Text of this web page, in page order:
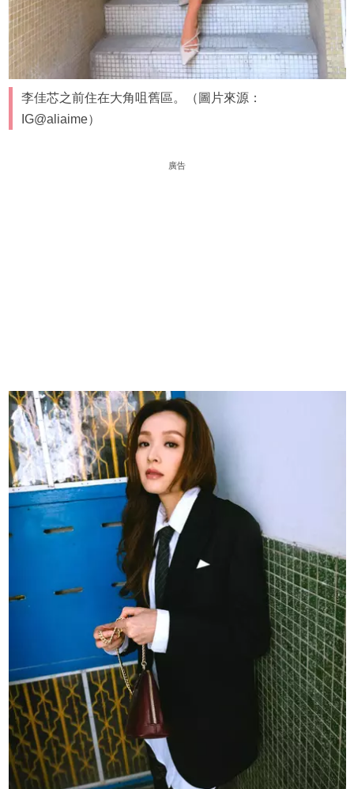
李佳芯之前住在大角咀舊區。（圖片來源：
IG@aliaime）
廣告